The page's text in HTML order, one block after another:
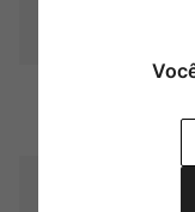
Graduação